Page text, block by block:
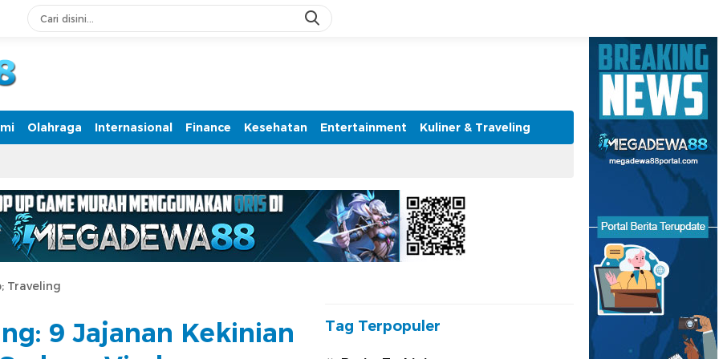
Terpercaya
Olahraga Internasional Finance Kesehatan Entertainment Kuliner & Traveling
Traveling
9 Jajanan Kekinian
Tag Terpopuler